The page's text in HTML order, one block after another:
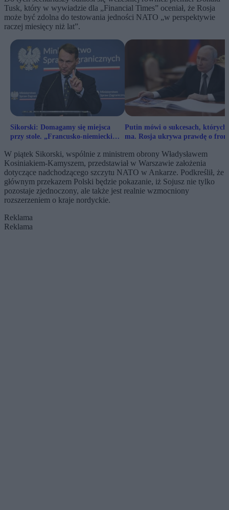
Tusk, który w wywiadzie dla „Financial Times” oceniał, że Rosja
może być zdolna do testowania jedności NATO „w perspektywie
raczej miesięcy niż lat”.
Sikorski: Domagamy się miejsca
przy stole. „Francusko-niemiecki
Putin mówi o sukcesach, których
ma. Rosja ukrywa prawdę o
W piątek Sikorski, wspólnie z ministrem obrony Władysławem
Kosiniakiem-Kamyszem, przedstawiał w Warszawie założenia
dotyczące nadchodzącego szczytu NATO w Ankarze. Podkreślił, że
głównym przekazem Polski będzie pokazanie, iż Sojusz nie tylko
pozostaje zjednoczony, ale także jest realnie wzmocniony
rozszerzeniem o kraje nordyckie.
Reklama
Reklama